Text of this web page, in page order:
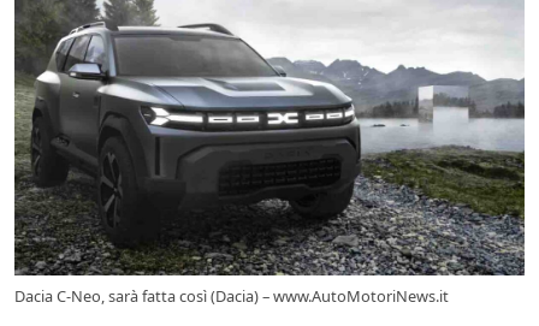
Dacia C-Neo, sarà fatta così (Dacia) – www.AutoMotoriNews.it